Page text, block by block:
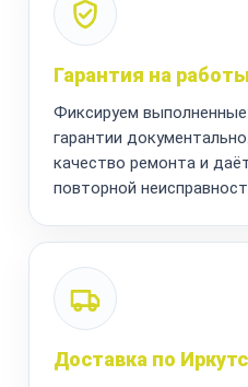
Гарантия на работы
Фиксируем
гарантии
качество ремонта и
повторной
Доставка по